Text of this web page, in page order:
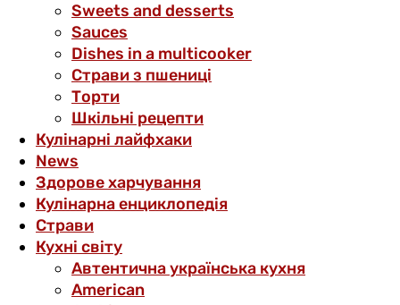
Sweets and desserts
Sauces
Dishes in a multicooker
Страви з пшениці
Торти
Шкільні рецепти
Кулінарні лайфхаки
News
Здорове харчування
Кулінарна енциклопедія
Страви
Кухні світу
Автентична українська кухня
American